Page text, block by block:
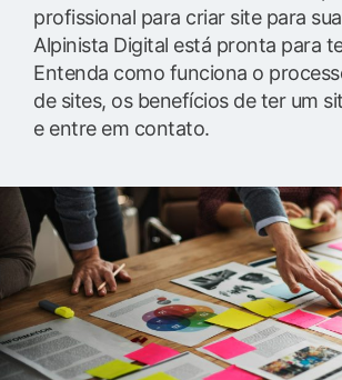
profissional para criar site para
Alpinista Digital está pronta para
Entenda como funciona o
de sites, os benefícios de ter um
e entre em contato.